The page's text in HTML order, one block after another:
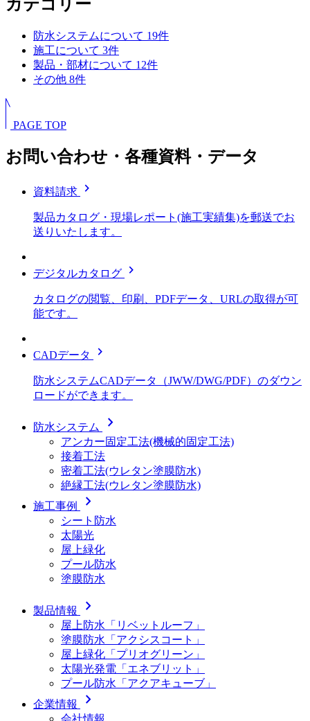
カテゴリー
防水システムについて 19件
施工について 3件
製品・部材について 12件
その他 8件
PAGE TOP
お問い合わせ・各種資料・データ
資料請求 chevron_right
製品カタログ・現場レポート(施工実績集)を郵送でお
送りいたします。
デジタルカタログ chevron_right
カタログの閲覧、印刷、PDFデータ、URLの取得が可
能です。
CADデータ chevron_right
防水システムCADデータ（JWW/DWG/PDF）のダウン
ロードができます。
防水システム chevron_right
アンカー固定工法(機械的固定工法)
接着工法
密着工法(ウレタン塗膜防水)
絶縁工法(ウレタン塗膜防水)
施工事例
chevron_right
シート防水
太陽光
屋上緑化
プール防水
塗膜防水
製品情報 chevron_right
屋上防水「リベットルーフ」
塗膜防水「アクシスコート」
屋上緑化「プリオグリーン」
太陽光発電「エネブリット」
プール防水「アクアキューブ」
企業情報
chevron_right
会社情報